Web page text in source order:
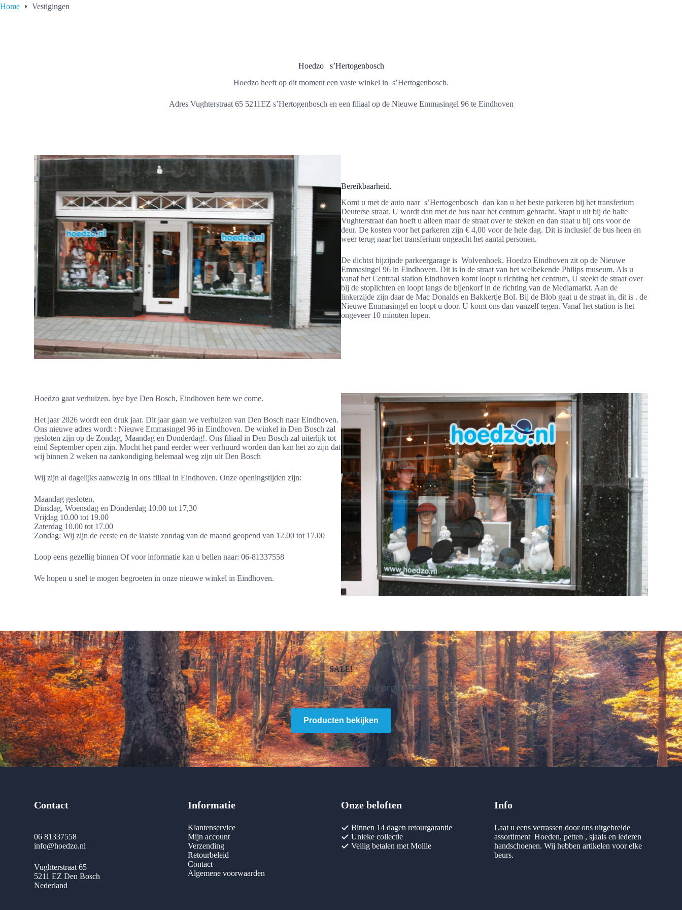
Home Vestigingen
Hoedzo s’Hertogenbosch
Hoedzo heeft op dit moment een vaste winkel in s’Hertogenbosch.
Adres Vughterstraat 65 5211EZ s’Hertogenbosch en een filiaal op de Nieuwe Emmasingel 96 te Eindhoven
Bereikbaarheid.
Komt u met de auto naar s’Hertogenbosch dan kan u het beste parkeren bij het transferium
Deuterse straat. U wordt dan met de bus naar het centrum gebracht. Stapt u uit bij de halte
Vughterstraat dan hoeft u alleen maar de straat over te steken en dan staat u bij ons voor de
deur. De kosten voor het parkeren zijn € 4,00 voor de hele dag. Dit is inclusief de bus heen en
weer terug naar het transferium ongeacht het aantal personen.
De dichtst bijzijnde parkeergarage is Wolvenhoek. Hoedzo Eindhoven zit op de Nieuwe
Emmasingel 96 in Eindhoven. Dit is in de straat van het welbekende Philips museum. Als u
vanaf het Centraal station Eindhoven komt loopt u richting het centrum, U steekt de straat over
bij de stoplichten en loopt langs de bijenkorf in de richting van de Mediamarkt. Aan de
linkerzijde zijn daar de Mac Donalds en Bakkertje Bol. Bij de Blob gaat u de straat in, dit is . de
Nieuwe Emmasingel en loopt u door. U komt ons dan vanzelf tegen. Vanaf het station is het
ongeveer 10 minuten lopen.
Hoedzo gaat verhuizen. bye bye Den Bosch, Eindhoven here we come.
Het jaar 2026 wordt een druk jaar. Dit jaar gaan we verhuizen van Den Bosch naar Eindhoven.
Ons nieuwe adres wordt : Nieuwe Emmasingel 96 in Eindhoven. De winkel in Den Bosch zal
gesloten zijn op de Zondag, Maandag en Donderdag!. Ons filiaal in Den Bosch zal uiterlijk tot
eind September open zijn. Mocht het pand eerder weer verhuurd worden dan kan het zo zijn dat
wij binnen 2 weken na aankondiging helemaal weg zijn uit Den Bosch
Wij zijn al dagelijks aanwezig in ons filiaal in Eindhoven. Onze openingstijden zijn:
Maandag gesloten.
Dinsdag, Woensdag en Donderdag 10.00 tot 17,30
Vrijdag 10.00 tot 19.00
Zaterdag 10.00 tot 17.00
Zondag: Wij zijn de eerste en de laatste zondag van de maand geopend van 12.00 tot 17.00
Loop eens gezellig binnen Of voor informatie kan u bellen naar: 06-81337558
We hopen u snel te mogen begroeten in onze nieuwe winkel in Eindhoven.
SALE!
Tot wel 50% korting op actie producten
Producten bekijken
Contact
06 81337558
info@hoedzo.nl
Vughterstraat 65
5211 EZ Den Bosch
Nederland
Informatie
Klantenservice
Mijn account
Verzending
Retourbeleid
Contact
Algemene voorwaarden
Onze beloften
Binnen 14 dagen retourgarantie
Unieke collectie
Veilig betalen met Mollie
Info
Laat u eens verrassen door ons uitgebreide
assortiment Hoeden, petten , sjaals en lederen
handschoenen. Wij hebben artikelen voor elke
beurs.